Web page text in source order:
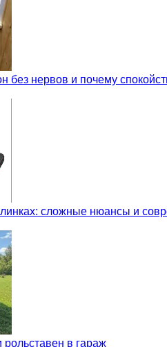
без нервов и почему
сложные нюансы и
в гараж